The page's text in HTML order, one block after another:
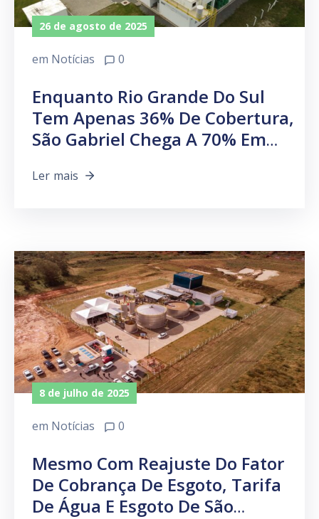
26 de agosto de 2025
em Notícias 0
Enquanto Rio Grande Do Sul
Tem Apenas 36% De Cobertura,
São Gabriel Chega A 70% Em
Ler mais
8 de julho de 2025
em Notícias 0
Mesmo Com Reajuste Do Fator
De Cobrança De Esgoto, Tarifa
De Água E Esgoto De São